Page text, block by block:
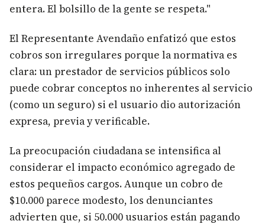
entera. El bolsillo de la gente se respeta."
El Representante Avendaño enfatizó que estos
cobros son irregulares porque la normativa es
clara: un prestador de servicios públicos solo
puede cobrar conceptos no inherentes al servicio
(como un seguro) si el usuario dio autorización
expresa, previa y verificable.
La preocupación ciudadana se intensifica al
considerar el impacto económico agregado de
estos pequeños cargos. Aunque un cobro de
$10.000 parece modesto, los denunciantes
advierten que, si 50.000 usuarios están pagando